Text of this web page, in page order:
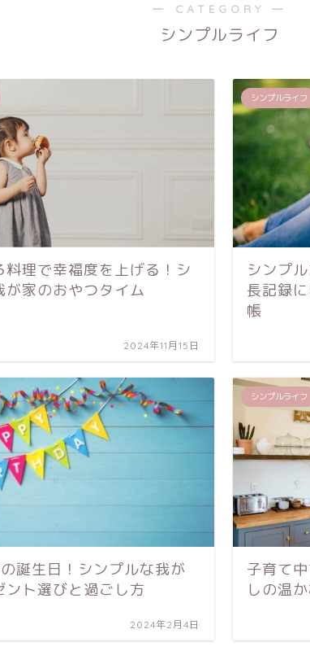
― CATEGORY ―
シンプルライフ
料理で幸福度を上げる！シ
が家のおやつタイム
2024年11月15日
シンプルライフ
シンプ
長記録
帳
誕生日！シンプルな我が
ント選びと過ごし方
2024年2月4日
シンプルライフ
子育て
しの温